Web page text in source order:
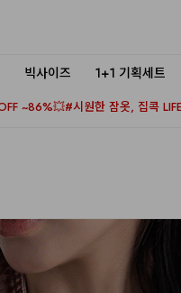
빅사이즈 1+1 기획세트
~86%💥#시원한 잠옷, 집콕